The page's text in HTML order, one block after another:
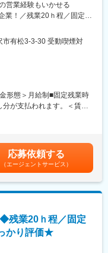
1日で終わるものも多いで
として活躍いただきま
みです
織◎異業種からの転職者も
おり、コミュニケーショ
営業経験もいかせる
業！／残業20ｈ程／固定給
リフォームなど住まいに
て、リノベーション営業
んでいるため、増員募
せがあった個人のお客様
案を行います。
望をヒアリング）
ンを提案）
市有松3-3-30 受動喫煙対
形態＞月給制■固定残業時
が支払われます。＜賃金
当を含む）＜昇給有無＞有
2回（7月・12月）■昇給：
安の金額であり、選考を
(月額)は固定手当を含めた
応募依頼する
（エージェントサービス）
◆残業20ｈ程／固定
かり評価★